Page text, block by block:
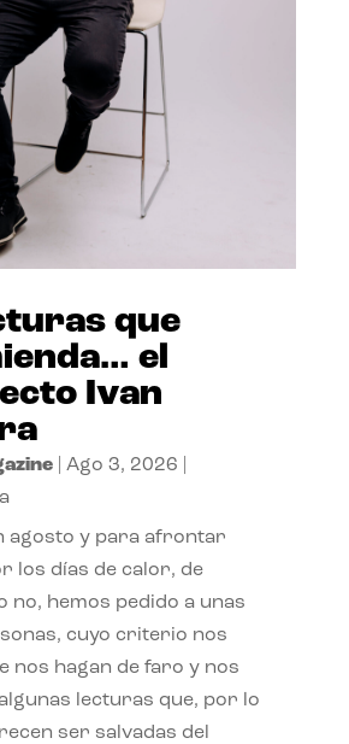
que
el
Ivan
| Ago 3, 2026
agosto y para afrontar
los días de calor, de
no, hemos pedido a unas
cuyo criterio nos
nos hagan de faro y nos
lecturas que, por lo
ser salvadas del